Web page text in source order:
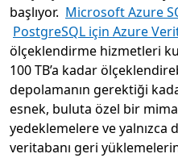
başlıyor. Microsoft Azure
PostgreSQL için Azure
ölçeklendirme hizmetleri
100 TB’a kadar
depolamanın gerektiği
esnek, buluta özel bir
yedeklemelere ve yalnızca
veritabanı geri